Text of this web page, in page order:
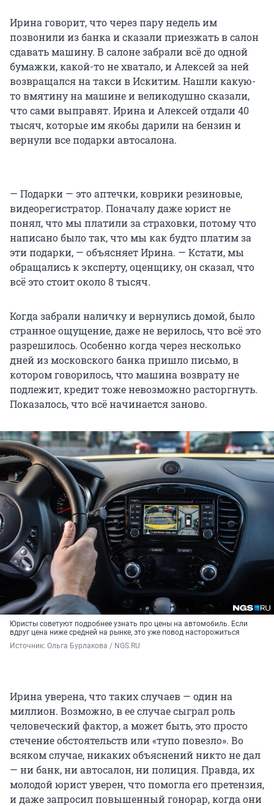
Ирина говорит, что через пару недель им
позвонили из банка и сказали приезжать в салон
сдавать машину. В салоне забрали всё до одной
бумажки, какой-то не хватало, и Алексей за ней
возвращался на такси в Искитим. Нашли какую-
то вмятину на машине и великодушно сказали,
что сами выправят. Ирина и Алексей отдали 40
тысяч, которые им якобы дарили на бензин и
вернули все подарки автосалона.
— Подарки — это аптечки, коврики резиновые,
видеорегистратор. Поначалу даже юрист не
понял, что мы платили за страховки, потому что
написано было так, что мы как будто платим за
эти подарки, — объясняет Ирина. — Кстати, мы
обращались к эксперту, оценщику, он сказал, что
всё это стоит около 8 тысяч.
Когда забрали наличку и вернулись домой, было
странное ощущение, даже не верилось, что всё это
разрешилось. Особенно когда через несколько
дней из московского банка пришло письмо, в
котором говорилось, что машина возврату не
подлежит, кредит тоже невозможно расторгнуть.
Показалось, что всё начинается заново.
Юристы советуют подробнее узнать про цены на автомобиль. Если
вдруг цена ниже средней на рынке, это уже повод насторожиться
Источник: Ольга Бурлакова / NGS.RU
Ирина уверена, что таких случаев — один на
миллион. Возможно, в ее случае сыграл роль
человеческий фактор, а может быть, это просто
стечение обстоятельств или «тупо повезло». Во
всяком случае, никаких объяснений никто не дал
— ни банк, ни автосалон, ни полиция. Правда, их
молодой юрист уверен, что помогла его претензия,
и даже запросил повышенный гонорар, когда они